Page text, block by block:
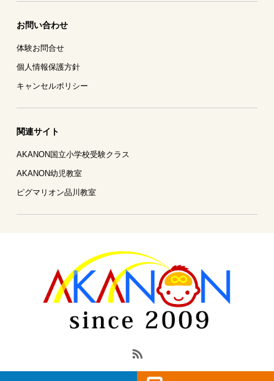
お問い合わせ
体験お問合せ
個人情報保護方針
キャンセルポリシー
関連サイト
AKANON国立小学校受験クラス
AKANON幼児教室
ピグマリオン品川教室